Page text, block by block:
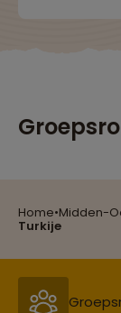
Home•Midden-
Turkije
Reizen